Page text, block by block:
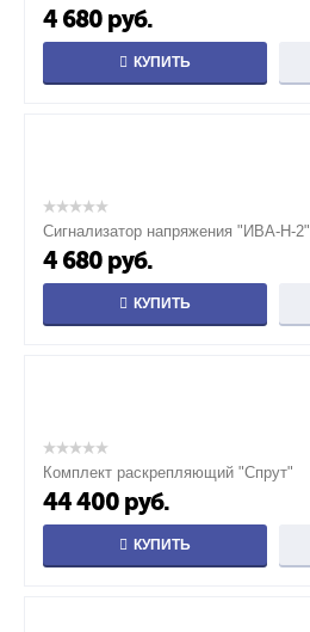
4 680 руб.
КУПИТЬ
Сигнализатор напряжения "ИВА-Н-2"
4 680 руб.
КУПИТЬ
Комплект раскрепляющий "Спрут"
44 400 руб.
КУПИТЬ